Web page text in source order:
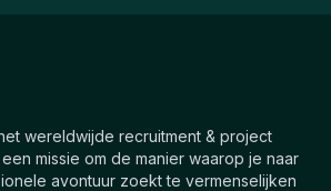
wereldwijde recruitment & project
missie om de manier waarop je naar
avontuur zoekt te vermenselijken